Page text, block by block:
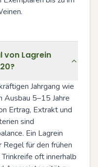
von Lagrein
Jahrgang wie
5–15 Jahre
Ertrag, Extrakt und
sind
Ein Lagrein
für den frühen
oft innerhalb